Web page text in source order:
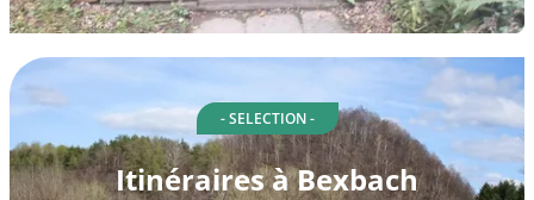
- SELECTION -
Itinéraires à Bexbach